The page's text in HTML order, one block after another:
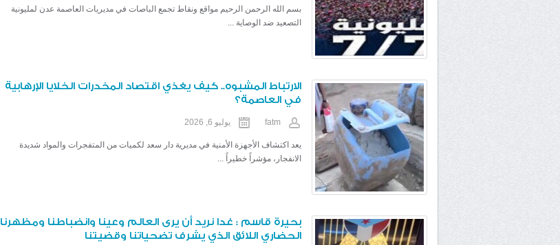
بسم الله الرحمن الرحيم مواقع ونقاط تجمع الباصات في مديريات العاصمة عدن لمليونية
التصعيد ضد الوصاية ...
الارتباط المشبوه.. كيف يغذي اقتصاد المخدرات الخلايا الإرهابية
في العاصمة؟
fatm يوليو 6, 2026
يعد اكتشاف الأجهزة الأمنية في مديرية دار سعد لكميات من المتفجرات والمواد شديدة
الانفجار، مؤشراً خطيراً ...
بحيرة قاسم : غدا نريد أن يرى العالم وعينا وانضباطنا ومظهرنا
الحضاري اللائق الذي يشرف تضحياتنا وقضيتنا